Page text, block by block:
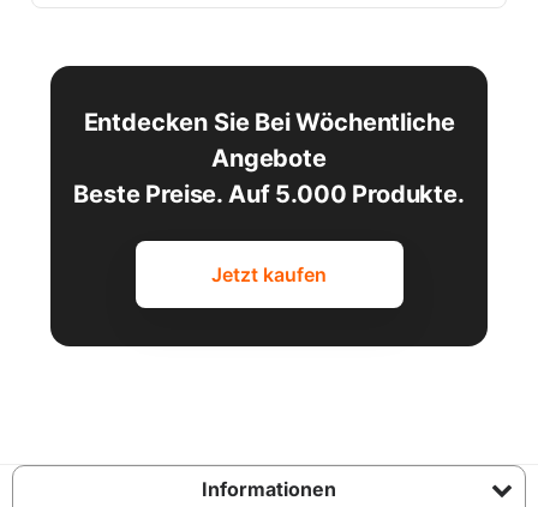
Entdecken Sie Bei Wöchentliche
Angebote
Beste Preise. Auf 5.000 Produkte.
Jetzt kaufen
Informationen